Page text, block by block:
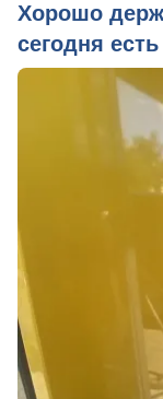
Хорошо
сегодня